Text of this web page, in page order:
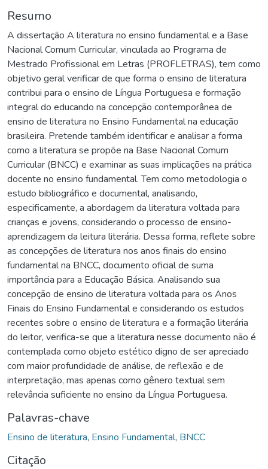
Resumo
A dissertação A literatura no ensino fundamental e a Base
Nacional Comum Curricular, vinculada ao Programa de
Mestrado Profissional em Letras (PROFLETRAS), tem como
objetivo geral verificar de que forma o ensino de literatura
contribui para o ensino de Língua Portuguesa e formação
integral do educando na concepção contemporânea de
ensino de literatura no Ensino Fundamental na educação
brasileira. Pretende também identificar e analisar a forma
como a literatura se propõe na Base Nacional Comum
Curricular (BNCC) e examinar as suas implicações na prática
docente no ensino fundamental. Tem como metodologia o
estudo bibliográfico e documental, analisando,
especificamente, a abordagem da literatura voltada para
crianças e jovens, considerando o processo de ensino-
aprendizagem da leitura literária. Dessa forma, reflete sobre
as concepções de literatura nos anos finais do ensino
fundamental na BNCC, documento oficial de suma
importância para a Educação Básica. Analisando sua
concepção de ensino de literatura voltada para os Anos
Finais do Ensino Fundamental e considerando os estudos
recentes sobre o ensino de literatura e a formação literária
do leitor, verifica-se que a literatura nesse documento não é
contemplada como objeto estético digno de ser apreciado
com maior profundidade de análise, de reflexão e de
interpretação, mas apenas como gênero textual sem
relevância suficiente no ensino da Língua Portuguesa.
Palavras-chave
Ensino de literatura, Ensino Fundamental, BNCC
Citação